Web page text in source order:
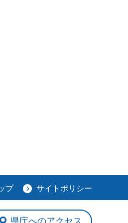
プ サイトポリシー